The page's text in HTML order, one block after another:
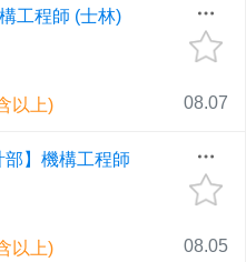
工程師 (士林)
以上)
08.07
部】機構工程師
以上)
08.05